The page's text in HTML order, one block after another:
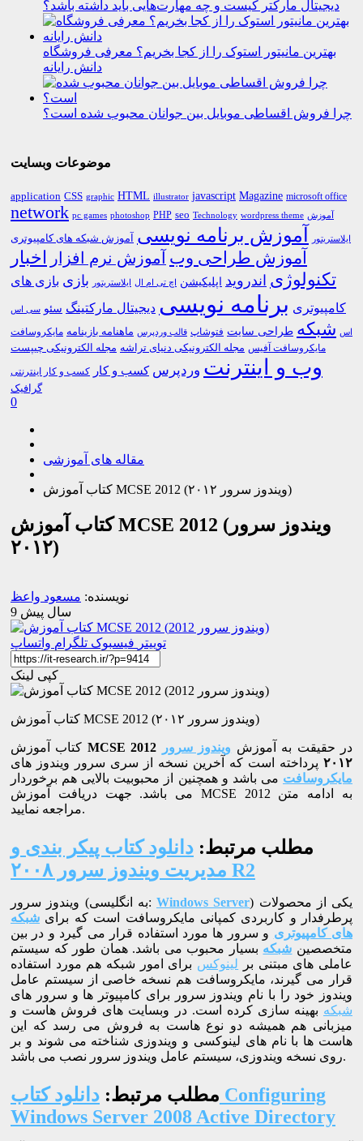
دیجیتال مارکتر کیست و چه مهارت‌هایی باید داشته باشد؟
بهترین مانیتور استوک را از کجا بخریم؟ معرفی فروشگاه
دانش رایانه
چرا فروش اقساطی موبایل بین جوانان محبوب شده است؟
موضوعات وبسایت
application CSS graphic HTML illustrator javascript Magazine microsoft office
network pc games photoshop PHP seo Technology wordpress theme آموزش
ایلاستریتور آموزش برنامه نویسی آموزش شبکه های کامپیوتری
آموزش طراحی وب آموزش نرم افزار اخبار
تکنولوژی اندروید اپلیکیشن اچ تی ام ال ایلاستریتور بازی بازی های
کامپیوتری برنامه نویسی دیجیتال مارکتینگ سئو سی اس
اس شبکه طراحی سایت فتوشاپ قالب وردپرس ماهنامه بازینامه مایکروسافت
مایکروسافت آفیس مجله الکترونیکی دنیای تراشه مجله الکترونیکی چیپست
وب و اینترنت وردپرس کسب و کار کسب و کار اینترنتی
گرافیک
0
مقاله های آموزشی
کتاب آموزش MCSE 2012 (ویندوز سرور ۲۰۱۲)
کتاب آموزش MCSE 2012 (ویندوز سرور
۲۰۱۲)
نویسنده: مسعود واعظ
9 سال پیش
توییتر فیسبوک تلگرام واتساپ
کپی لینک
کتاب آموزش MCSE 2012 (ویندوز سرور ۲۰۱۲)
MCSE 2012 در حقیقت به آموزش ویندوز سرور
۲۰۱۲ پرداخته است که آخرین نسخه از سری سرور ویندوز های
مایکروسافت می باشد و همچنین از محبوبیت بالایی هم برخوردار
می باشد. جهت دریافت آموزش MCSE 2012 به ادامه متن
مراجعه نمایید.
مطلب مرتبط: دانلود کتاب پیکر بندی و
مدیریت ویندوز سرور ۲۰۰۸ R2
ویندوز سرور (به انگلیسی: Windows Server) یکی از محصولات
پرطرفدار و کاربردی کمپانی مایکروسافت است که برای شبکه
های کامپیوتری و سرور ها مورد استفاده قرار می گیرد و در بین
متخصصین شبکه بسیار محبوب می باشد. همان طور که سیستم
عاملی های مبتنی بر لینوکس برای امور شبکه هم مورد استفاده
قرار می گیرند، مایکروسافت هم نسخه خاصی از سیستم عامل
ویندوز خود را با نام ویندوز سرور برای کامپیوتر ها و سرور های
شبکه بهینه سازی کرده است. در وبسایت های فروش هاست و
میزبانی هم همیشه دو نوع هاست به فروش می رسد که این
هاست ها با نام های لینوکسی و ویندوزی شناخته می شوند و بر
روی نسخه ویندوزی، سیستم عامل ویندوز سرور نصب می باشد.
مطلب مرتبط: دانلود کتاب Configuring
Windows Server 2008 Active Directory